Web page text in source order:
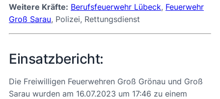
Weitere Kräfte: Berufsfeuerwehr Lübeck, Feuerwehr
Groß Sarau, Polizei, Rettungsdienst
Einsatzbericht:
Die Freiwilligen Feuerwehren Groß Grönau und Groß
Sarau wurden am 16.07.2023 um 17:46 zu einem